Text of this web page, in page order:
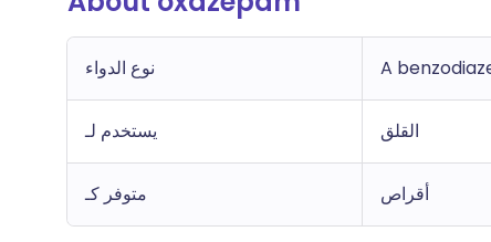
نوع الدواء A
يستخدم لـ القلق
متوفر كـ أقراص